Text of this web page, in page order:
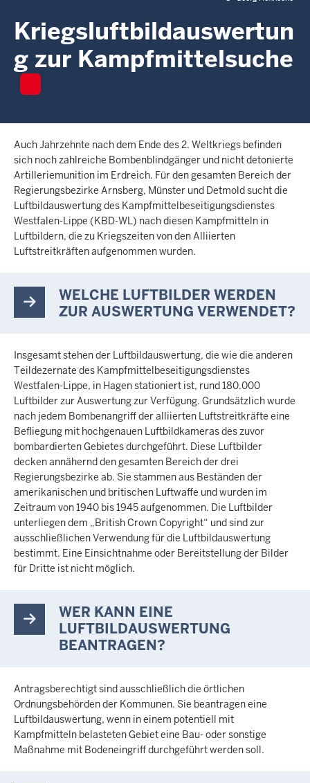
h
h
i
e
Kriegsluftbildauswertun
g zur Kampfmittelsuche
Auch Jahrzehnte nach dem Ende des 2. Weltkriegs befinden
sich noch zahlreiche Bombenblindgänger und nicht detonierte
Artilleriemunition im Erdreich. Für den gesamten Bereich der
Regierungsbezirke Arnsberg, Münster und Detmold sucht die
Luftbildauswertung des Kampfmittelbeseitigungsdienstes
Westfalen-Lippe (KBD-WL) nach diesen Kampfmitteln in
Luftbildern, die zu Kriegszeiten von den Alliierten
Luftstreitkräften aufgenommen wurden.
WELCHE LUFTBILDER WERDEN
ZUR AUSWERTUNG VERWENDET?
Insgesamt stehen der Luftbildauswertung, die wie die anderen
Teildezernate des Kampfmittelbeseitigungsdienstes
Westfalen-Lippe, in Hagen stationiert ist, rund 180.000
Luftbilder zur Auswertung zur Verfügung. Grundsätzlich wurde
nach jedem Bombenangriff der alliierten Luftstreitkräfte eine
Befliegung mit hochgenauen Luftbildkameras des zuvor
bombardierten Gebietes durchgeführt. Diese Luftbilder
decken annähernd den gesamten Bereich der drei
Regierungsbezirke ab. Sie stammen aus Beständen der
amerikanischen und britischen Luftwaffe und wurden im
Zeitraum von 1940 bis 1945 aufgenommen. Die Luftbilder
unterliegen dem „British Crown Copyright“ und sind zur
ausschließlichen Verwendung für die Luftbildauswertung
bestimmt. Eine Einsichtnahme oder Bereitstellung der Bilder
für Dritte ist nicht möglich.
WER KANN EINE
LUFTBILDAUSWERTUNG
BEANTRAGEN?
Antragsberechtigt sind ausschließlich die örtlichen
Ordnungsbehörden der Kommunen. Sie beantragen eine
Luftbildauswertung, wenn in einem potentiell mit
Kampfmitteln belasteten Gebiet eine Bau- oder sonstige
Maßnahme mit Bodeneingriff durchgeführt werden soll.